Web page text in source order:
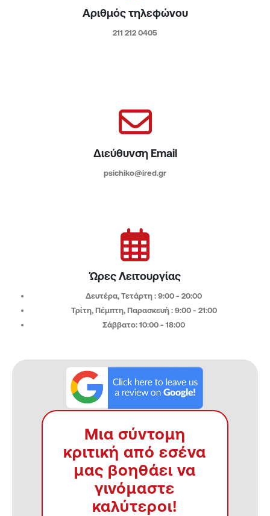
Αριθμός τηλεφώνου
211 212 0405
Διεύθυνση Email
psichiko@ired.gr
Ώρες Λειτουργίας
Δευτέρα, Τετάρτη : 9:00 - 20:00​
Τρίτη, Πέμπτη, Παρασκευή : 9:00 - 21:00
Σάββατο: 10:00 - 18:00
Μια σύντομη
κριτική από εσένα
μας βοηθάει να
γινόμαστε
καλύτεροι!